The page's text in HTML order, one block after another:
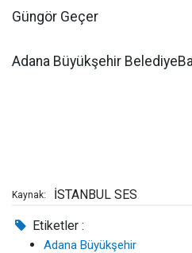
Güngör Geçer
Adana Büyükşehir
Kaynak: İSTANBUL SES
Etiketler :
Adana Büyükşehir